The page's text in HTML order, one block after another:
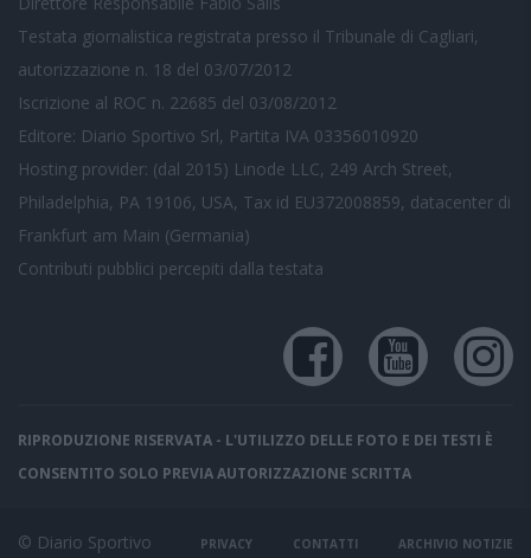
Testata giornalistica registrata presso il Tribunale di Cagliari,
autorizzazione n. 18 del 03/07/2012
Iscrizione al ROC n. 22685 del 03/08/2012
Editore: Diario Sportivo Srl, Partita IVA 03356010920
Hosting provider: (dal 2015) Linode LLC, 249 Arch Street,
Philadelphia, PA 19106, USA, Tax id EU372008859, datacenter di
Frankfurt am Main (Germania)
Contributi pubblici percepiti dalla testata
RIPRODUZIONE RISERVATA - L'UTILIZZO DELLE FOTO E DEI TESTI È
CONSENTITO SOLO PREVIA AUTORIZZAZIONE SCRITTA
© Diario Sportivo PRIVACY CONTATTI ARCHIVIO NOTIZIE